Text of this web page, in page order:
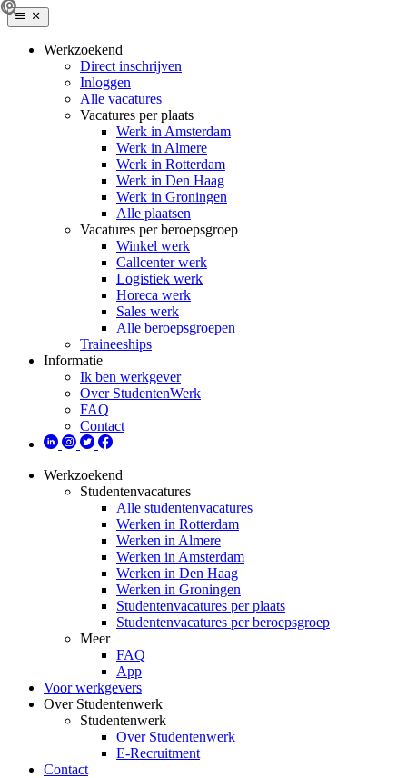
Werkzoekend
Direct inschrijven
Inloggen
Alle vacatures
Vacatures per plaats
Werk in Amsterdam
Werk in Almere
Werk in Rotterdam
Werk in Den Haag
Werk in Groningen
Alle plaatsen
Vacatures per beroepsgroep
Winkel werk
Callcenter werk
Logistiek werk
Horeca werk
Sales werk
Alle beroepsgroepen
Traineeships
Informatie
Ik ben werkgever
Over StudentenWerk
FAQ
Contact
Werkzoekend
Studentenvacatures
Alle studentenvacatures
Werken in Rotterdam
Werken in Almere
Werken in Amsterdam
Werken in Den Haag
Werken in Groningen
Studentenvacatures per plaats
Studentenvacatures per beroepsgroep
Meer
FAQ
App
Voor werkgevers
Over Studentenwerk
Studentenwerk
Over Studentenwerk
E-Recruitment
Contact